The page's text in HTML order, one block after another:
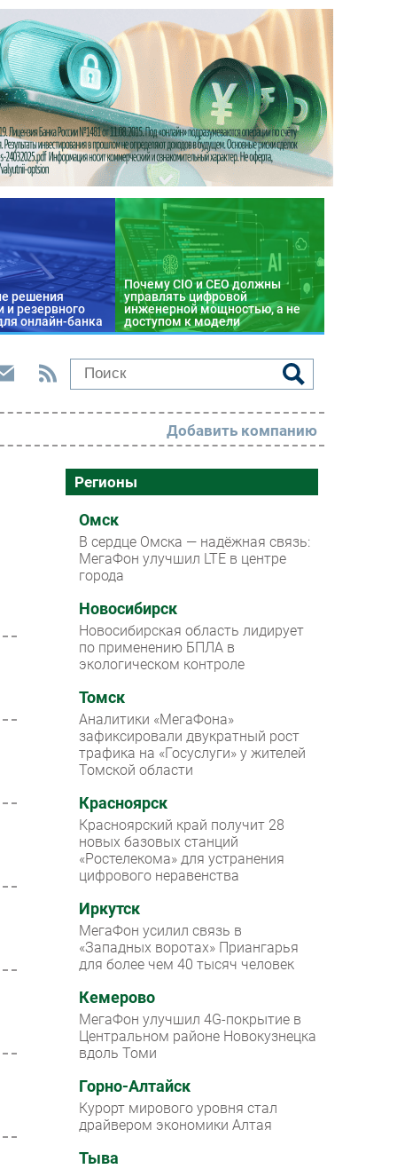
решения
и резервного
онлайн-банка
Почему CIO и CEO должны
управлять цифровой
инженерной мощностью, а не
доступом к модели
РАЗДЕЛЫ
Новости
Аналитика
Интервью
Мероприятия
Проекты
IT класс
Тестовый стенд
Каталог компаний
Добавить компанию
Регионы
Омск
В сердце Омска — надёжная связь:
МегаФон улучшил LTE в центре
города
Новосибирск
Новосибирская область лидирует
по применению БПЛА в
экологическом контроле
Томск
Аналитики «МегаФона»
зафиксировали двукратный рост
трафика на «Госуслуги» у жителей
Томской области
Красноярск
Красноярский край получит 28
новых базовых станций
«Ростелекома» для устранения
цифрового неравенства
Иркутск
МегаФон усилил связь в
«Западных воротах» Приангарья
для более чем 40 тысяч человек
Кемерово
МегаФон улучшил 4G-покрытие в
Центральном районе Новокузнецка
вдоль Томи
Горно-Алтайск
Курорт мирового уровня стал
драйвером экономики Алтая
Тыва